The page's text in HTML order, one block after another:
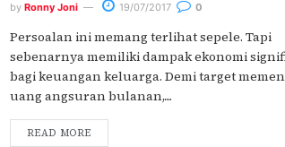
by Ronny Joni 19/07/2017 0
Persoalan ini memang terlihat sepele. Tapi
sebenarnya memiliki dampak ekonomi
bagi keuangan keluarga. Demi target
uang angsuran bulanan,....
READ MORE